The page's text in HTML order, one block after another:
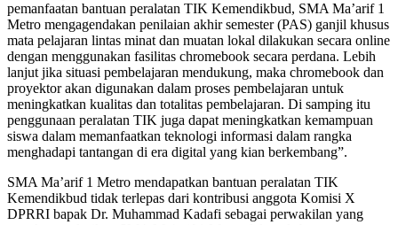
pemanfaatan bantuan peralatan TIK Kemendikbud, SMA Ma’arif 1
Metro mengagendakan penilaian akhir semester (PAS) ganjil khusus
mata pelajaran lintas minat dan muatan lokal dilakukan secara online
dengan menggunakan fasilitas chromebook secara perdana. Lebih
lanjut jika situasi pembelajaran mendukung, maka chromebook dan
proyektor akan digunakan dalam proses pembelajaran untuk
meningkatkan kualitas dan totalitas pembelajaran. Di samping itu
penggunaan peralatan TIK juga dapat meningkatkan kemampuan
siswa dalam memanfaatkan teknologi informasi dalam rangka
menghadapi tantangan di era digital yang kian berkembang”.
SMA Ma’arif 1 Metro mendapatkan bantuan peralatan TIK
Kemendikbud tidak terlepas dari kontribusi anggota Komisi X
DPRRI bapak Dr. Muhammad Kadafi sebagai perwakilan yang